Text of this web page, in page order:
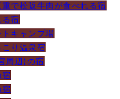
で松阪牛肉が食べれる宿
宿
キャンプ場
り温泉宿
周辺)の宿